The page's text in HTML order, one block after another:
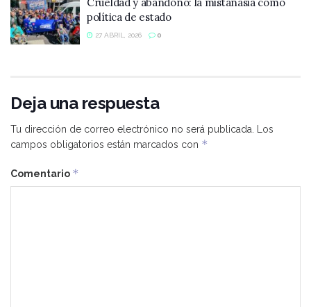
política de estado
27 ABRIL, 2026 0
Deja una respuesta
Tu dirección de correo electrónico no será publicada. Los
campos obligatorios están marcados con *
Comentario *